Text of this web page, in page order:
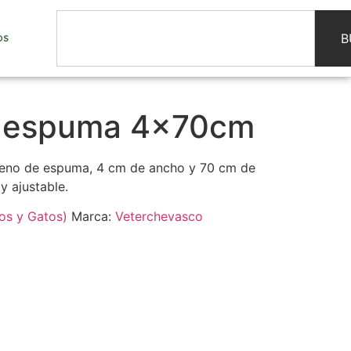
4x70cm
de espuma, 4 cm de ancho y 70 cm de
ajustable.
y Gatos) Marca: Veterchevasco